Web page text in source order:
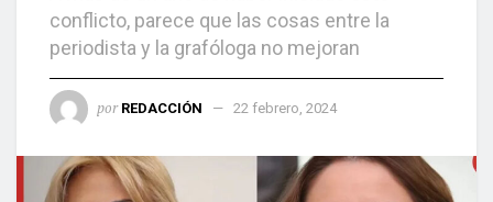
conflicto, parece que las cosas entre la
periodista y la grafóloga no mejoran
por REDACCIÓN 22 febrero, 2024